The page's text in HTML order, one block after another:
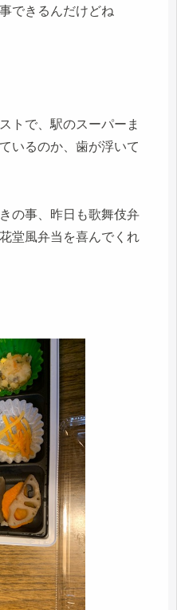
できるんだけどね
トで、駅のスーパーま
いるのか、歯が浮いて
の事、昨日も歌舞伎弁
堂風弁当を喜んでくれ